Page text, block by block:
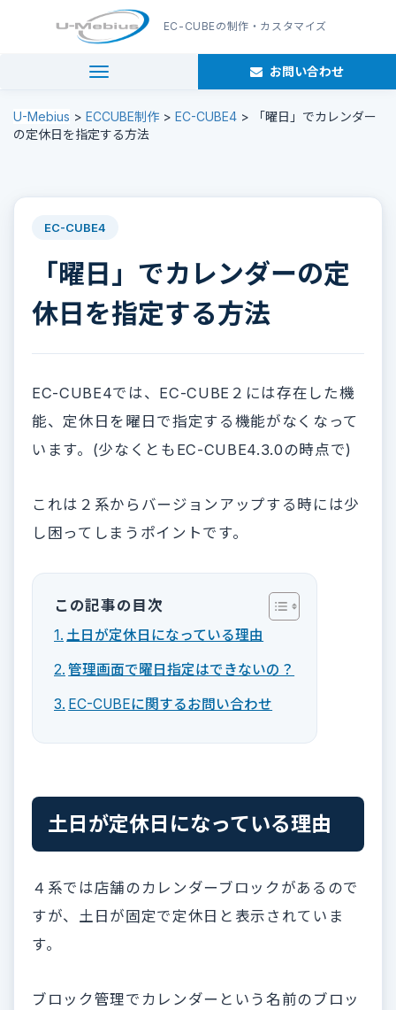
EC-CUBEの制作・カスタマイズ
navigation お問い合わせ
U-Mebius > ECCUBE制作 > EC-CUBE4 >
「曜日」でカレンダー
の定休日を指定する方法
EC-CUBE4
「曜日」でカレンダーの定
休日を指定する方法
EC-CUBE4では、EC-CUBE２には存在した機
能、定休日を曜日で指定する機能がなくなって
います。(少なくともEC-CUBE4.3.0の時点で)
これは２系からバージョンアップする時には少
し困ってしまうポイントです。
この記事の目次
土日が定休日になっている理由
管理画面で曜日指定はできないの？
EC-CUBEに関するお問い合わせ
土日が定休日になっている理由
４系では店舗のカレンダーブロックがあるので
すが、土日が固定で定休日と表示されていま
す。
ブロック管理でカレンダーという名前のブロッ